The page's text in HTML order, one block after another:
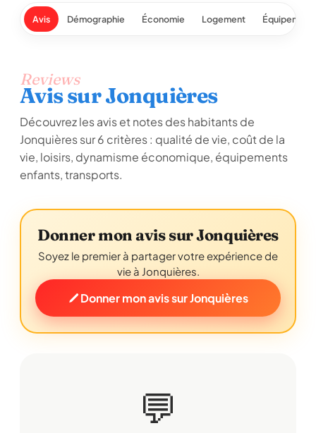
Avis Démographie Économie Logement
Reviews
Avis sur Jonquières
Découvrez les avis et notes des habitants de
Jonquières sur 6 critères : qualité de vie, coût de la
vie, loisirs, dynamisme économique, équipements
enfants, transports.
Donner mon avis sur Jonquières
Soyez le premier à partager votre expérience de
vie à Jonquières.
Donner mon avis sur Jonquières
💬